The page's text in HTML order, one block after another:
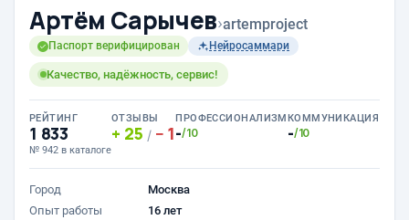
Артём Сарычев›artemproject
Паспорт верифицирован Нейросаммари
Качество, надёжность, сервис!
РЕЙТИНГ
1 833
№ 942 в каталоге
ОТЗЫВЫ
25 / 1
ПРОФЕССИОНАЛИЗМ
-/10
КОММУНИКАЦИЯ
-/10
Город
Москва
Опыт работы
16 лет